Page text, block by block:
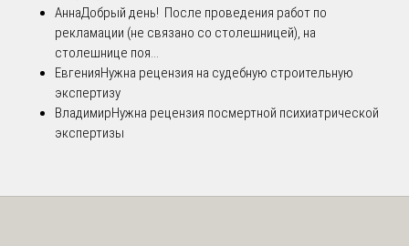
АннаДобрый день! После проведения работ по
рекламации (не связано со столешницей), на
столешнице поя...
ЕвгенияНужна рецензия на судебную строительную
экспертизу
ВладимирНужна рецензия посмертной психиатрической
экспертизы